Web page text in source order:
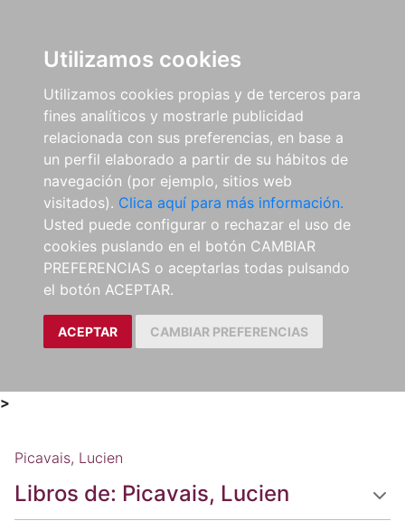
Utilizamos cookies
Utilizamos cookies propias y de terceros para
fines analíticos y mostrarle publicidad
relacionada con sus preferencias, en base a
un perfil elaborado a partir de su hábitos de
navegación (por ejemplo, sitios web
visitados). Clica aquí para más información.
Usted puede configurar o rechazar el uso de
cookies puslando en el botón CAMBIAR
PREFERENCIAS o aceptarlas todas pulsando
el botón ACEPTAR.
ACEPTAR CAMBIAR PREFERENCIAS
>
Picavais, Lucien
Libros de: Picavais, Lucien